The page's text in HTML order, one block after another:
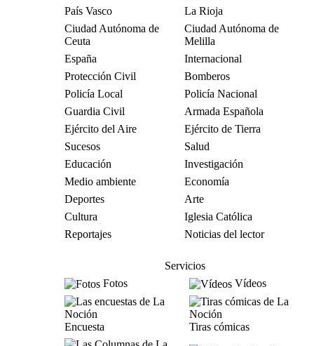
País Vasco
La Rioja
Ciudad Autónoma de
Ceuta
Ciudad Autónoma de
Melilla
España
Internacional
Protección Civil
Bomberos
Policía Local
Policía Nacional
Guardia Civil
Armada Española
Ejército del Aire
Ejército de Tierra
Sucesos
Salud
Educación
Investigación
Medio ambiente
Economía
Deportes
Arte
Cultura
Iglesia Católica
Reportajes
Noticias del lector
Servicios
Fotos
Vídeos
Encuesta Tiras cómicas